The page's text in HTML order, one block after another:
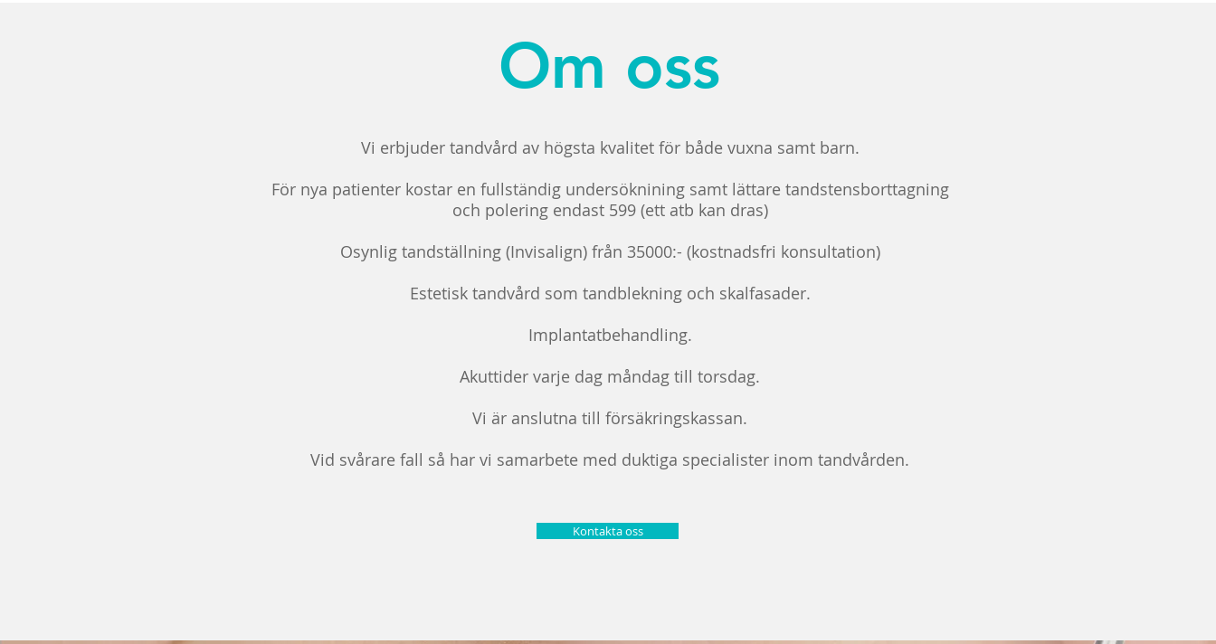
Om oss
Vi erbjuder tandvård av högsta kvalitet för både vuxna samt barn.
För nya patienter kostar en fullständig undersöknining samt lättare tandstensborttagning
och polering endast 599 (ett atb kan dras)
Osynlig tandställning (Invisalign) från 35000:- (kostnadsfri konsultation)
Estetisk tandvård som tandblekning och skalfasader.
Implantatbehandling.
Akuttider varje dag måndag till torsdag.
Vi är anslutna till försäkringskassan.
Vid svårare fall så har vi samarbete med duktiga specialister inom tandvården.
Kontakta oss